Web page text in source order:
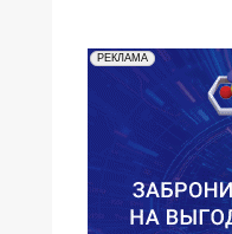
РЕКЛАМА